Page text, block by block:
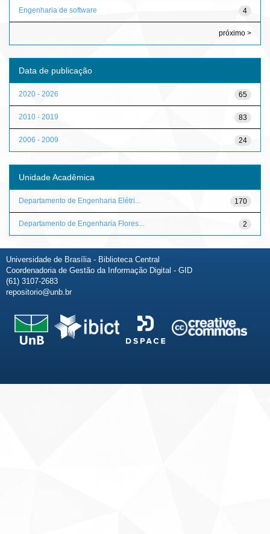
4
Engenharia de software
próximo >
Data de publicação
65
2020 - 2026
83
2010 - 2019
24
2006 - 2009
Unidade Acadêmica
170
Departamento de Engenharia Elétri...
2
Departamento de Engenharia Flores...
Universidade de Brasília - Biblioteca Central
Coordenadoria de Gestão da Informação Digital - GID
(61) 3107-2683
repositorio@unb.br